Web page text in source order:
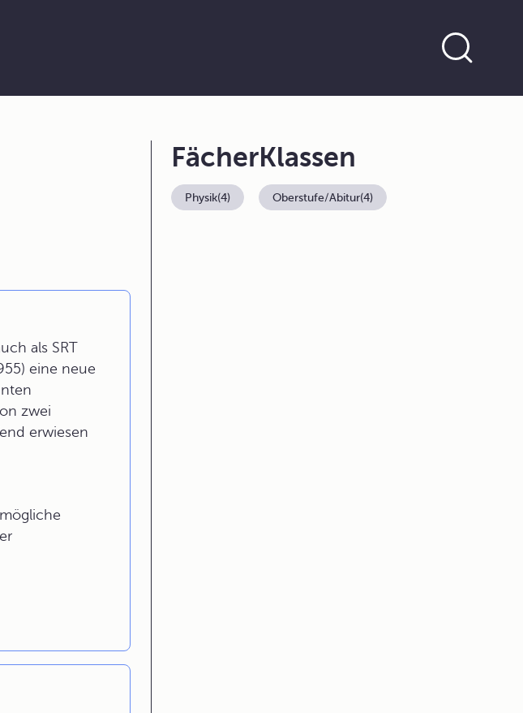
als SRT
eine neue
zwei
erwiesen
Fächer
Physik(4)
Klassen
Oberstufe/Abitur(4)